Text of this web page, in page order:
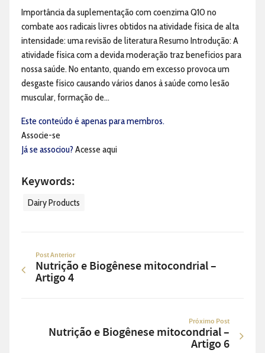
Importância da suplementação com coenzima Q10 no
combate aos radicais livres obtidos na atividade física de alta
intensidade: uma revisão de literatura Resumo Introdução: A
atividade física com a devida moderação traz benefícios para
nossa saúde. No entanto, quando em excesso provoca um
desgaste físico causando vários danos à saúde como lesão
muscular, formação de...
Este conteúdo é apenas para membros.
Associe-se
Já se associou? Acesse aqui
Keywords:
Dairy Products
Post Anterior
Nutrição e Biogênese mitocondrial –
Artigo 4
Próximo Post
Nutrição e Biogênese mitocondrial –
Artigo 6